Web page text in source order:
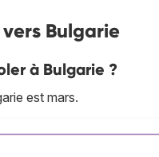
Bulgarie
à Bulgarie ?
est mars.